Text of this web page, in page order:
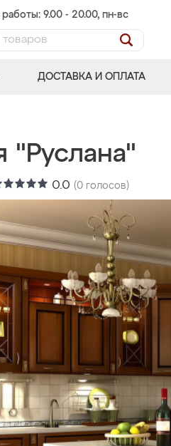
работы: 9.00 - 20.00, пн-вс
ДОСТАВКА И ОПЛАТА
"Руслана"
0.0 (0 голосов)